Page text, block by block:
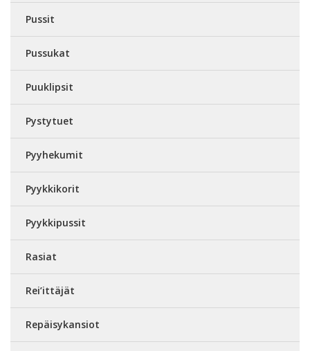
Pussit
Pussukat
Puuklipsit
Pystytuet
Pyyhekumit
Pyykkikorit
Pyykkipussit
Rasiat
Rei’ittäjät
Repäisykansiot